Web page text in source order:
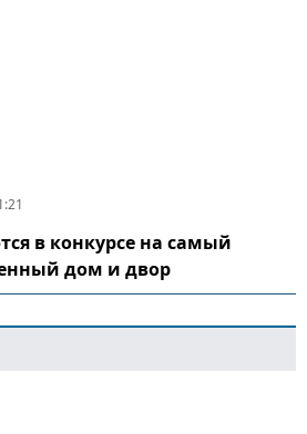
в конкурсе на самый
дом и двор